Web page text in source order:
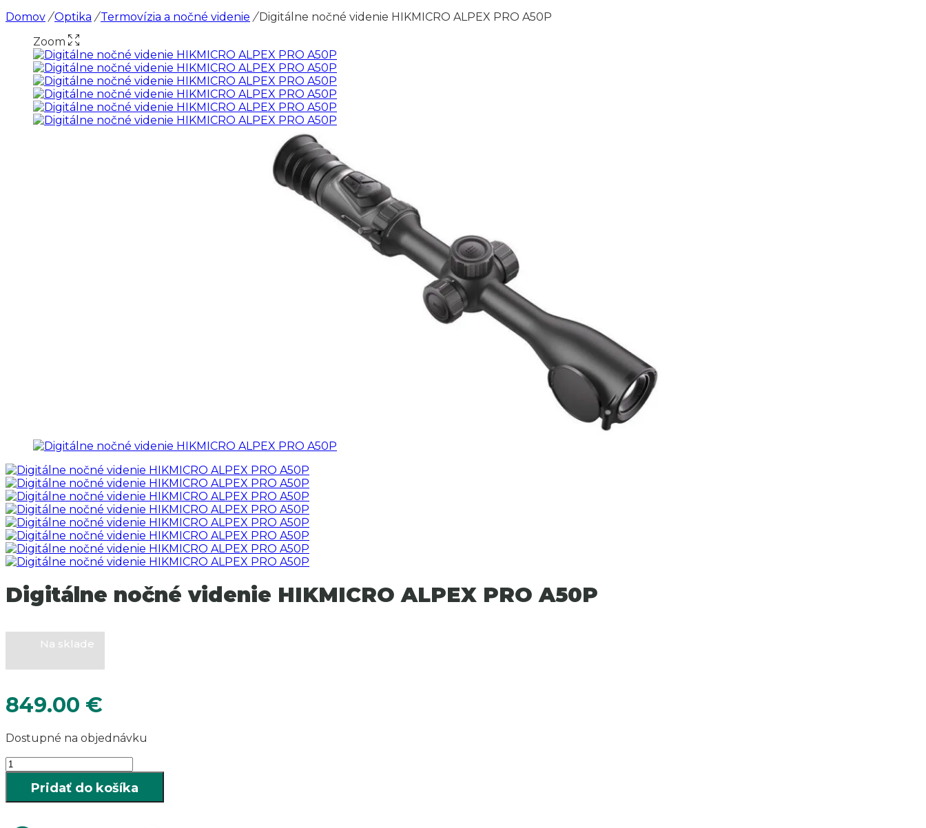
Domov / Optika / Termovízia a nočné videnie /Digitálne nočné videnie HIKMICRO ALPEX PRO A50P
Zoom
Digitálne nočné videnie HIKMICRO ALPEX PRO A50P
Na sklade
849.00 €
Dostupné na objednávku
množstvo
Digitálne
nočné
videnie
Pridať do košíka